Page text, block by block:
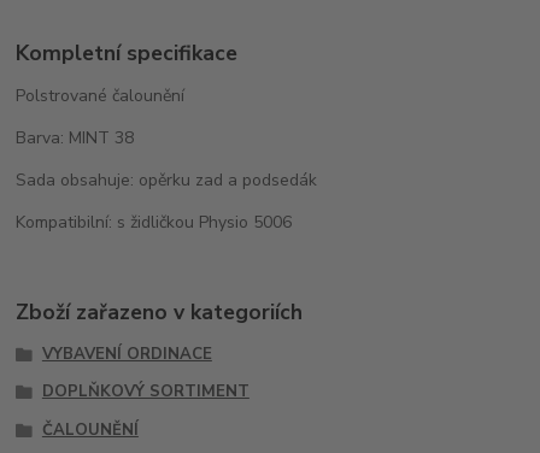
Kompletní specifikace
Polstrované čalounění
Barva: MINT 38
Sada obsahuje: opěrku zad a podsedák
Kompatibilní: s židličkou Physio 5006
Zboží zařazeno v kategoriích
VYBAVENÍ ORDINACE
DOPLŇKOVÝ SORTIMENT
ČALOUNĚNÍ